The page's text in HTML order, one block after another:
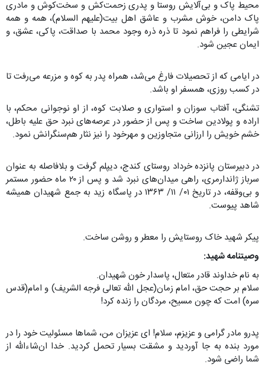
محیط پاک و بی‌آلایش روستا و پدری زحمت‌کش و سخت‌کوش و مادری
پاک دامن، خوش مشرب و عاشق اهل بیت(علیهم السلام)، همه و همه
شرایطی را فراهم نمود تا ذره ذره وجود محمد با صداقت، پاکی، عشق، و
ایمان عجین شود.
در ایامی که از تحصیلات فارغ می‌شد، همراه پدر به کوه و مزرعه می‌رفت تا
در کسب روزی، همسفر او باشد.
تشنگی، آفتاب سوزان و استواری و صلابت کوه، از او نوجوانی محکم، با
اراده و پولادین ساخت و پس از حضور در عرصه‌های نبرد حق علیه باطل،
خشم خویش را ارزانی متجاوزین و مهرخود را نیز نثار هم‌سنگرانش نمود.
در دبیرستان پانزده خرداد روستای کندج، دیپلم گرفت و بلافاصله به ‌عنوان
سرباز ژاندارمری، راهی میدان‌های نبرد شد و پس از ۲۰ ماه حضور مستمر
و بی‌وقفه، در تاریخ ۰۱/ ۱۱/ ۱۳۶۳ در پاسگاه زید به جمع شهیدان همیشه
شاهد پیوست.
پیکر شهید خاک روستایش را معطر و روشن ساخت.
وصیتنامه شهید:
به نام خداوند قادر متعال، پاسدار خون شهیدان.
سلام بر حجت حق، امام زمان(عجل الله تعالی فرجه الشریف) و امام(قدس
سره) امت که چون مسیح، مردگان را زنده کرد!
پدرو مادر گرامی و عزیزم، سلام! ای عزیزان من، شماها مسئولیت خود را در
مورد بنده به جا آوردید و مشقت بسیار تحمل کردید. خدا ان‌شاء‌الله از
شما راضی شود.